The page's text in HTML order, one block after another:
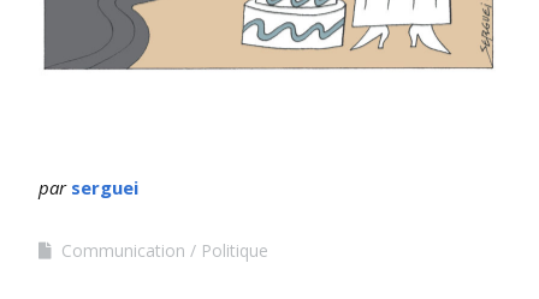
par serguei
Communication Politique